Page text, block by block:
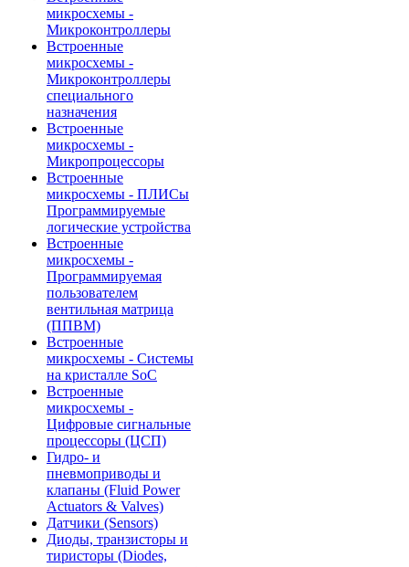
микросхемы -
Микроконтроллеры
Встроенные
микросхемы -
Микроконтроллеры
специального
назначения
Встроенные
микросхемы -
Микропроцессоры
Встроенные
микросхемы - ПЛИСы
Программируемые
логические устройства
Встроенные
микросхемы -
Программируемая
пользователем
вентильная матрица
(ППВМ)
Встроенные
микросхемы - Системы
на кристалле SoC
Встроенные
микросхемы -
Цифровые сигнальные
процессоры (ЦСП)
Гидро- и
пневмоприводы и
клапаны (Fluid Power
Actuators & Valves)
Датчики (Sensors)
Диоды, транзисторы и
тиристоры (Diodes,